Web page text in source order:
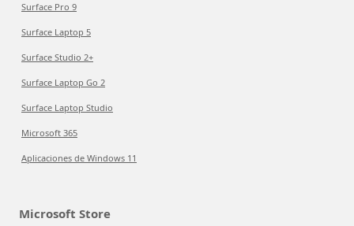
Surface Pro 9
Surface Laptop 5
Surface Studio 2+
Surface Laptop Go 2
Surface Laptop Studio
Microsoft 365
Aplicaciones de Windows 11
Microsoft Store